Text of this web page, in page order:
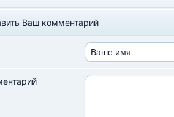
Ваш комментарий